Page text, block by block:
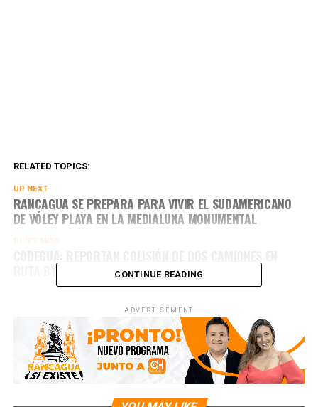
RELATED TOPICS:
UP NEXT
RANCAGUA SE PREPARA PARA VIVIR EL SUDAMERICANO
DE VÓLEY PLAYA EN LA MEDIALUNA MONUMENTAL
DON'T MISS
RUTA BYPASS
CONTINUE READING
ADVERTISEMENT